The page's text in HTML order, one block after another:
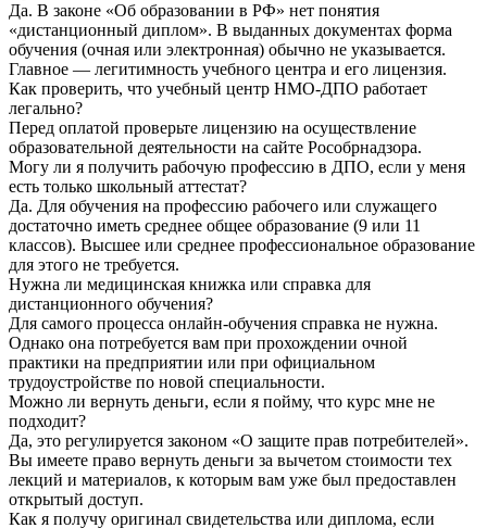
Да. В законе «Об образовании в РФ» нет понятия
«дистанционный диплом». В выданных документах форма
обучения (очная или электронная) обычно не указывается.
Главное — легитимность учебного центра и его лицензия.
Как проверить, что учебный центр НМО-ДПО работает
легально?
Перед оплатой проверьте лицензию на осуществление
образовательной деятельности на сайте Рособрнадзора.
Могу ли я получить рабочую профессию в ДПО, если у меня
есть только школьный аттестат?
Да. Для обучения на профессию рабочего или служащего
достаточно иметь среднее общее образование (9 или 11
классов). Высшее или среднее профессиональное образование
для этого не требуется.
Нужна ли медицинская книжка или справка для
дистанционного обучения?
Для самого процесса онлайн-обучения справка не нужна.
Однако она потребуется вам при прохождении очной
практики на предприятии или при официальном
трудоустройстве по новой специальности.
Можно ли вернуть деньги, если я пойму, что курс мне не
подходит?
Да, это регулируется законом «О защите прав потребителей».
Вы имеете право вернуть деньги за вычетом стоимости тех
лекций и материалов, к которым вам уже был предоставлен
открытый доступ.
Как я получу оригинал свидетельства или диплома, если